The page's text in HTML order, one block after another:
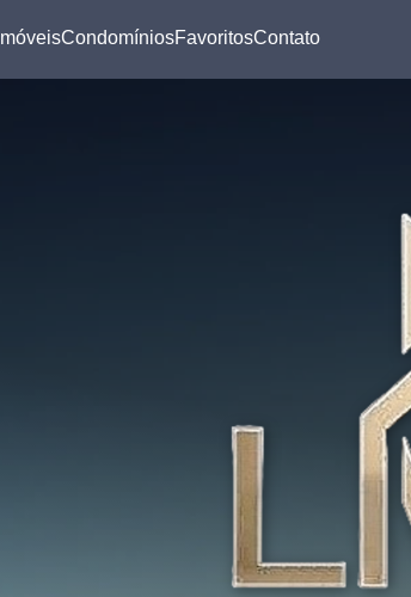
ImóveisCondomíniosFavoritosContato